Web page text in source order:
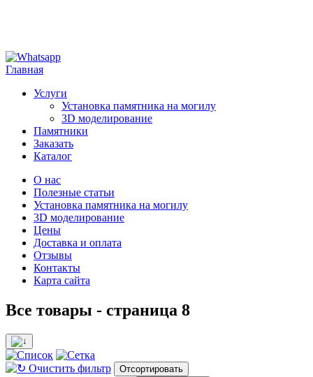
Главная
Услуги
Установка памятника на могилу
3D моделирование
Памятники
Заказать
Каталог
О нас
Полезные статьи
Установка памятника на могилу
3D моделирование
Цены
Доставка и оплата
Отзывы
Контакты
Карта сайта
Все товары - страница 8
Очистить фильтр
Отсортировать